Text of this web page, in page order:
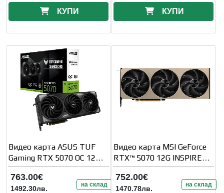
КУПИ КУПИ
Видео карта ASUS TUF
Gaming RTX 5070 OC 12GB
GDDR7
763.00€
1492.30лв. на склад
Видео карта MSI GeForce
RTX™ 5070 12G INSPIRE
3X OC
752.00€
1470.78лв. на склад